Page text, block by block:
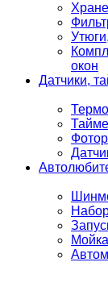
окон
Датчики,